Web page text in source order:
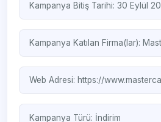
Kampanya Bitiş Tarihi: 30 Eylül
Kampanya Katılan Firma(lar):
Web Adresi: https://
Kampanya Türü: İndirim